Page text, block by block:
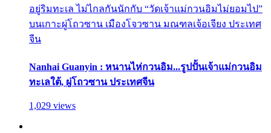
อยู่ริมทะเล ไม่ไกลกันนักกับ “วัดเจ้าแม่กวนอิมไม่ยอมไป”
บนเกาะผู่โถวซาน เมืองโจวซาน มณฑลเจ้อเจียง ประเทศ
จีน
Nanhai Guanyin : หนานไห่กวนอิม...รูปปั้นเจ้าแม่กวนอิม
ทะเลใต้, ผู่โถวซาน ประเทศจีน
1,029 views